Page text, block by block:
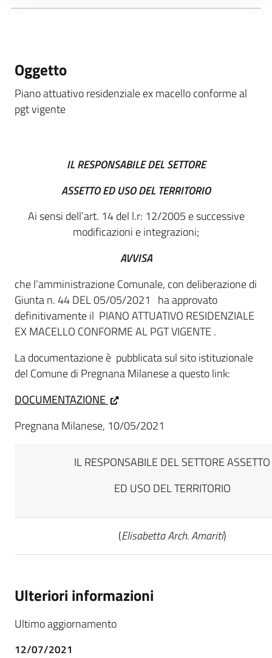
Oggetto
Piano attuativo residenziale ex macello conforme al
pgt vigente
IL RESPONSABILE DEL SETTORE
ASSETTO ED USO DEL TERRITORIO
Ai sensi dell’art. 14 del l.r: 12/2005 e successive
modificazioni e integrazioni;
AVVISA
che l’amministrazione Comunale, con deliberazione di
Giunta n. 44 DEL 05/05/2021 ha approvato
definitivamente il PIANO ATTUATIVO RESIDENZIALE
EX MACELLO CONFORME AL PGT VIGENTE .
La documentazione è pubblicata sul sito istituzionale
del Comune di Pregnana Milanese a questo link:
DOCUMENTAZIONE
Pregnana Milanese, 10/05/2021
IL RESPONSABILE DEL SETTORE ASSETTO
ED USO DEL TERRITORIO
(Elisabetta Arch. Amariti)
Ulteriori informazioni
Ultimo aggiornamento
12/07/2021